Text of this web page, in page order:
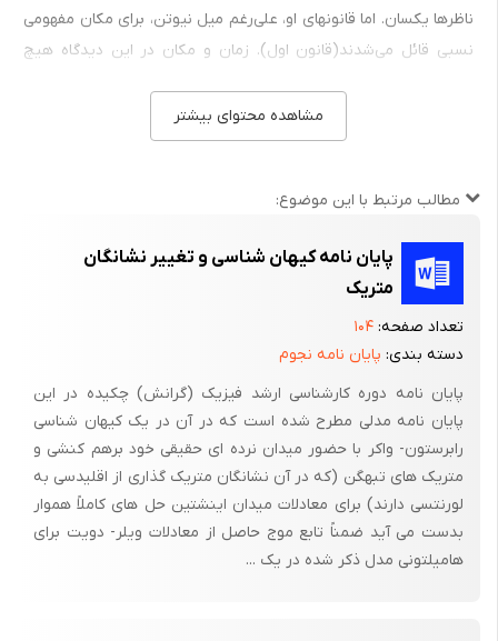
ناظرها یکسان. اما قانونهای او، علی‌رغم میل نیوتن، برای مکان مفهومی
نسبی قائل می‌شدند(قانون اول). زمان و مکان در این دیدگاه هیچ
مدل کیهانشناسی نیوتن که براساس نظریه گرانشی او سازماندهی شده
حدود دو قرن بعد، انقلاب دیگری رخ داد. نظریه نسبیت خاص
بر این اساس زمان وقوع یک رویداد از دید ناظرهای مختلف، متفاوت
بود؛ همانطور که مکان رویداد از دید این ناظرها تفاوت داشت.
فضا (مکان) و زمان که پیش از این دو مفهوم مجرد و جدا از هم بودند
به عنوان دو جزء از یک مفهوم کلی، یعنی فضازمان مطرح شدند. در این
نظریه ناظران در چارچوبهای لخت درک یکسانی از رویدادهای اطراف
داشتند، اما در فضازمانی تخت.
ده سال پس از آن در سال 1915 اینشتین، اعلام کرد که قانونهای
فیزیکی برای همه مشاهده‌گرها چه لخت و چه غیر لخت یکسان‌اند، و
مشاهده محتوای بیشتر
مطالب مرتبط با این موضوع:
پایان نامه کیهان شناسی و تغییر نشانگان
متریک
تعداد صفحه: ۱۰۴
دسته بندی: پایان نامه نجوم
پایان نامه دوره کارشناسی ارشد فیزیک (گرانش) چکیده در این
پایان نامه مدلی مطرح شده است که در آن در یک کیهان شناسی
رابرستون- واکر با حضور میدان نرده ای حقیقی خود برهم کنشی و
متریک های تبهگن (که در آن نشانگان متریک گذاری از اقلیدسی به
لورنتسی دارند) برای معادلات میدان اینشتین حل های کاملاً هموار
بدست می آید ضمناً تابع موج حاصل از معادلات ویلر- دویت برای
هامیلتونی مدل ذکر شده در یک ...